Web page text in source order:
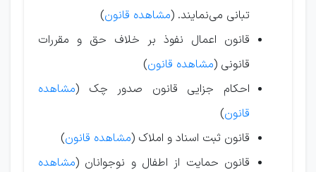
تبانی می‌نمایند. (مشاهده قانون)
قانون اعمال نفوذ بر خلاف حق و مقررات
قانونی (مشاهده قانون)
احکام جزایی قانون صدور چک (مشاهده
قانون)
قانون ثبت اسناد و املاک (مشاهده قانون)
قانون حمایت از اطفال و نوجوانان (مشاهده